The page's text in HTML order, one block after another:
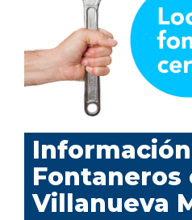
Fontaneros
Villanueva